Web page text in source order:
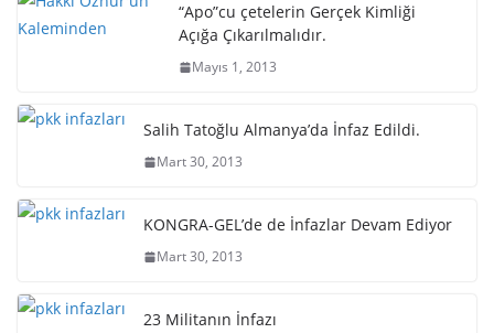
“Apo”cu çetelerin Gerçek Kimliği
Açığa Çıkarılmalıdır.
Mayıs 1, 2013
Salih Tatoğlu Almanya’da İnfaz Edildi.
Mart 30, 2013
KONGRA-GEL’de de İnfazlar Devam Ediyor
Mart 30, 2013
23 Militanın İnfazı